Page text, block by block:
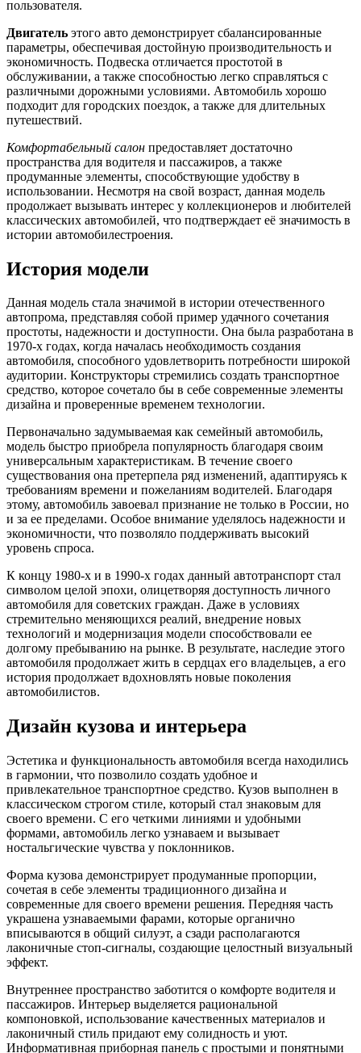
пользователя.
Двигатель этого авто демонстрирует сбалансированные
параметры, обеспечивая достойную производительность и
экономичность. Подвеска отличается простотой в
обслуживании, а также способностью легко справляться с
различными дорожными условиями. Автомобиль хорошо
подходит для городских поездок, а также для длительных
путешествий.
Комфортабельный салон предоставляет достаточно
пространства для водителя и пассажиров, а также
продуманные элементы, способствующие удобству в
использовании. Несмотря на свой возраст, данная модель
продолжает вызывать интерес у коллекционеров и любителей
классических автомобилей, что подтверждает её значимость в
истории автомобилестроения.
История модели
Данная модель стала значимой в истории отечественного
автопрома, представляя собой пример удачного сочетания
простоты, надежности и доступности. Она была разработана в
1970-х годах, когда началась необходимость создания
автомобиля, способного удовлетворить потребности широкой
аудитории. Конструкторы стремились создать транспортное
средство, которое сочетало бы в себе современные элементы
дизайна и проверенные временем технологии.
Первоначально задумываемая как семейный автомобиль,
модель быстро приобрела популярность благодаря своим
универсальным характеристикам. В течение своего
существования она претерпела ряд изменений, адаптируясь к
требованиям времени и пожеланиям водителей. Благодаря
этому, автомобиль завоевал признание не только в России, но
и за ее пределами. Особое внимание уделялось надежности и
экономичности, что позволяло поддерживать высокий
уровень спроса.
К концу 1980-х и в 1990-х годах данный автотранспорт стал
символом целой эпохи, олицетворяя доступность личного
автомобиля для советских граждан. Даже в условиях
стремительно меняющихся реалий, внедрение новых
технологий и модернизация модели способствовали ее
долгому пребыванию на рынке. В результате, наследие этого
автомобиля продолжает жить в сердцах его владельцев, а его
история продолжает вдохновлять новые поколения
автомобилистов.
Дизайн кузова и интерьера
Эстетика и функциональность автомобиля всегда находились
в гармонии, что позволило создать удобное и
привлекательное транспортное средство. Кузов выполнен в
классическом строгом стиле, который стал знаковым для
своего времени. С его четкими линиями и удобными
формами, автомобиль легко узнаваем и вызывает
ностальгические чувства у поклонников.
Форма кузова демонстрирует продуманные пропорции,
сочетая в себе элементы традиционного дизайна и
современные для своего времени решения. Передняя часть
украшена узнаваемыми фарами, которые органично
вписываются в общий силуэт, а сзади располагаются
лаконичные стоп-сигналы, создающие целостный визуальный
эффект.
Внутреннее пространство заботится о комфорте водителя и
пассажиров. Интерьер выделяется рациональной
компоновкой, использование качественных материалов и
лаконичный стиль придают ему солидность и уют.
Информативная приборная панель с простыми и понятными